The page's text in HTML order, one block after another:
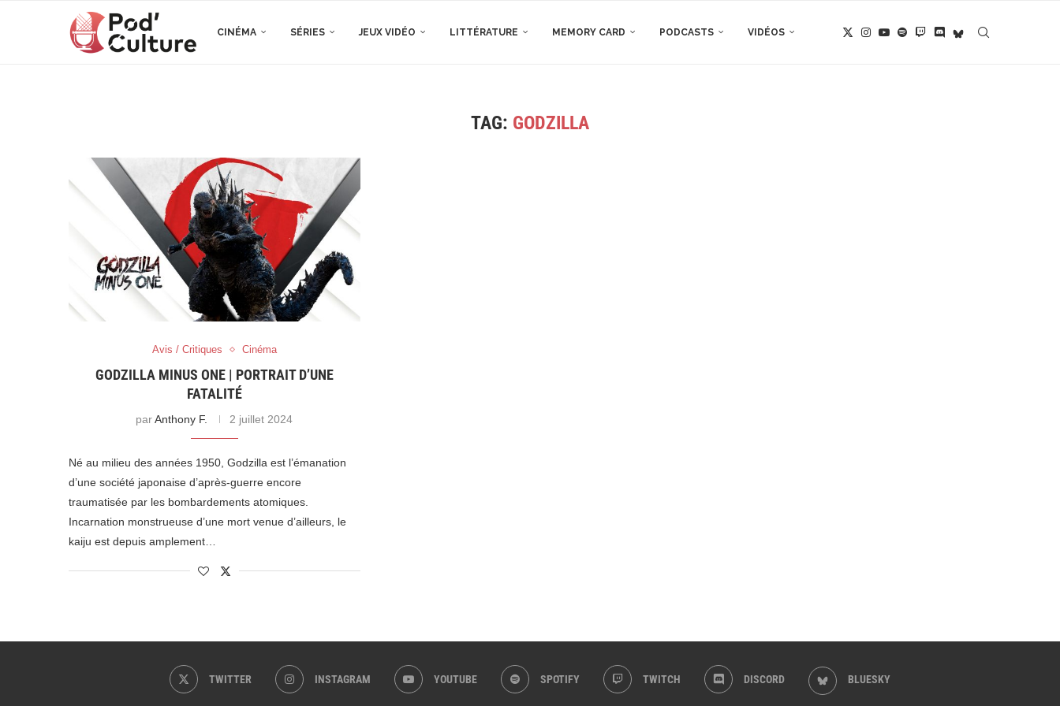
CINÉMA SÉRIES JEUX VIDÉO LITTÉRATURE MEMORY CARD PODCASTS VIDÉOS
TAG: GODZILLA
Avis / Critiques Cinéma
GODZILLA MINUS ONE | PORTRAIT D’UNE
FATALITÉ
parAnthony F. 2 juillet 2024
Né au milieu des années 1950, Godzilla est l’émanation
d’une société japonaise d’après-guerre encore
traumatisée par les bombardements atomiques.
Incarnation monstrueuse d’une mort venue d’ailleurs, le
kaiju est depuis amplement…
TWITTER INSTAGRAM YOUTUBE SPOTIFY TWITCH DISCORD BLUESKY